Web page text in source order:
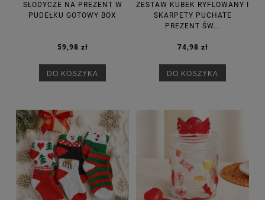
SŁODYCZE NA PREZENT W
PUDEŁKU GOTOWY BOX
59,98 zł
DO KOSZYKA
ZESTAW KUBEK RYFLOWANY I
SKARPETY PUCHATE
PREZENT ŚW...
74,98 zł
DO KOSZYKA